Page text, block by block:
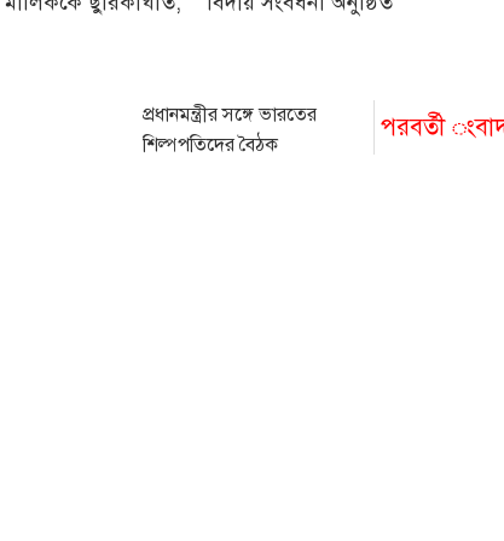
পরবর্তী
প্রধানমন্ত্রীর সঙ্গে ভারতের
শিল্পপতিদের বৈঠক